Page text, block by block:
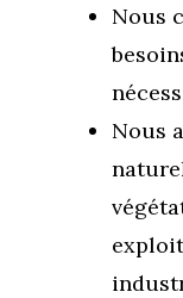
Nous
Nous